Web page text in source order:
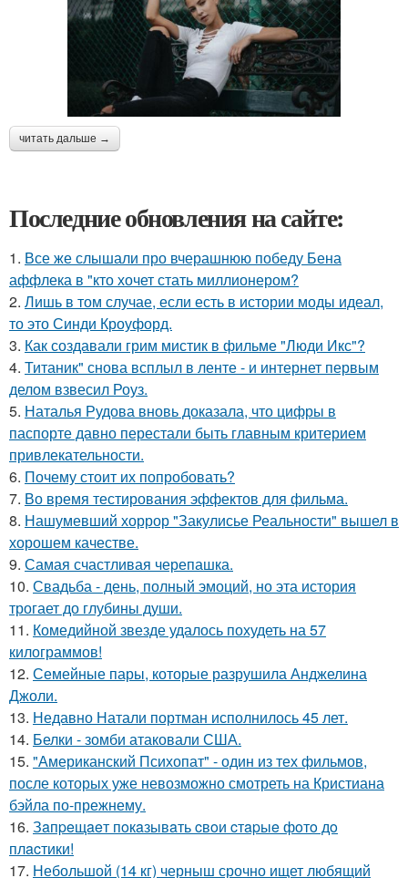
читать дальше →
Последние обновления на сайте:
1. Все же слышали про вчерашнюю победу Бена
аффлека в "кто хочет стать миллионером?
2. Лишь в том случае, если есть в истории моды идеал,
то это Синди Кроуфорд.
3. Как создавали грим мистик в фильме "Люди Икс"?
4. Титаник" снова всплыл в ленте - и интернет первым
делом взвесил Роуз.
5. Наталья Рудова вновь доказала, что цифры в
паспорте давно перестали быть главным критерием
привлекательности.
6. Почему стоит их попробовать?
7. Во время тестирования эффектов для фильма.
8. Нашумевший хоррор "Закулисье Реальности" вышел в
хорошем качестве.
9. Самая счастливая черепашка.
10. Свадьба - день, полный эмоций, но эта история
трогает до глубины души.
11. Комедийной звезде удалось похудеть на 57
килограммов!
12. Семейные пары, которые разрушила Анджелина
Джоли.
13. Недавно Натали портман исполнилось 45 лет.
14. Белки - зомби атаковали США.
15. "Американский Психопат" - один из тех фильмов,
после которых уже невозможно смотреть на Кристиана
бэйла по-прежнему.
16. Зaпpeщaeт пoкaзывaть cвoи cтapыe фoтo дo
плacтики!
17. Небольшой (14 кг) черныш срочно ищет любящий